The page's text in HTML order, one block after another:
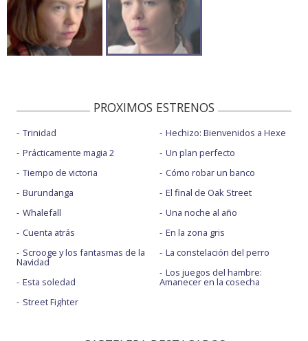
PROXIMOS ESTRENOS
Trinidad
Prácticamente magia 2
Tiempo de victoria
Burundanga
Whalefall
Cuenta atrás
Scrooge y los fantasmas de la
Navidad
Esta soledad
Street Fighter
Hechizo: Bienvenidos a Hexe
Un plan perfecto
Cómo robar un banco
El final de Oak Street
Una noche al año
En la zona gris
La constelación del perro
Los juegos del hambre:
Amanecer en la cosecha